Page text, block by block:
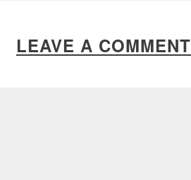
LEAVE A COMMENT